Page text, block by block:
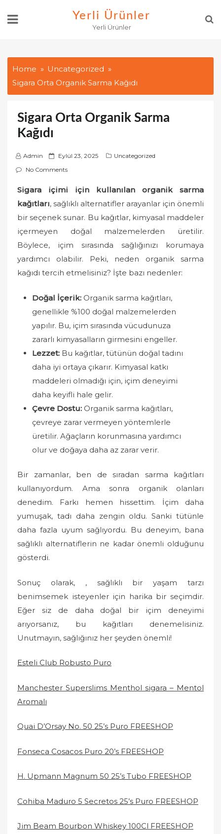
Yerli Ürünler
Yerli Ürünler
Home
Uncategorized
Sigara Orta Organik Sarma Kağıdı
Sigara Orta Organik Sarma
Kağıdı
Admin
P
o
t
e
d
Eylül 23, 2025
Uncategorized
No Comments
Sigara içimi için kullanılan organik sarma
kağıtları, sağlıklı alternatifler arayanlar için önemli
bir seçenek sunar. Bu kağıtlar, kimyasal maddeler
içermeyen doğal malzemelerden üretilir.
Böylece, içim sırasında sağlığınızı korumaya
yardımcı olabilir. Peki, neden organik sarma
kağıdı tercih etmelisiniz? İşte bazı nedenler:
Doğal İçerik: Organik sarma kağıtları,
genellikle %100 doğal malzemelerden
yapılır. Bu, içim sırasında vücudunuza
zararlı kimyasalların girmesini engeller.
Lezzet: Bu kağıtlar, tütünün doğal tadını
daha iyi ortaya çıkarır. Kimyasal katkı
maddeleri olmadığı için, içim deneyimi
daha keyifli hale gelir.
Çevre Dostu: Organik sarma kağıtları,
çevreye zarar vermeyen yöntemlerle
üretilir. Ağaçların korunmasına yardımcı
olur ve doğaya daha az zarar verir.
Bir zamanlar, ben de sıradan sarma kağıtları
kullanıyordum. Ama sonra organik olanları
denedim. Farkı hemen hissettim. İçim daha
yumuşak, tadı daha zengin oldu. Sanki tütünle
daha fazla uyum sağlıyordu. Bu deneyim, bana
sağlıklı alternatiflerin ne kadar önemli olduğunu
gösterdi.
Sonuç olarak, , sağlıklı bir yaşam tarzı
benimsemek isteyenler için harika bir seçimdir.
Eğer siz de daha doğal bir içim deneyimi
arıyorsanız, bu kağıtları denemelisiniz.
Unutmayın, sağlığınız her şeyden önemli!
Esteli Club Robusto Puro
Manchester Superslims Menthol sigara – Mentol
Aromalı
Quai D’Orsay No. 50 25’s Puro FREESHOP
Fonseca Cosacos Puro 20’s FREESHOP
H. Upmann Magnum 50 25’s Tubo FREESHOP
Cohiba Maduro 5 Secretos 25’s Puro FREESHOP
Jim Beam Bourbon Whiskey 100Cl FREESHOP